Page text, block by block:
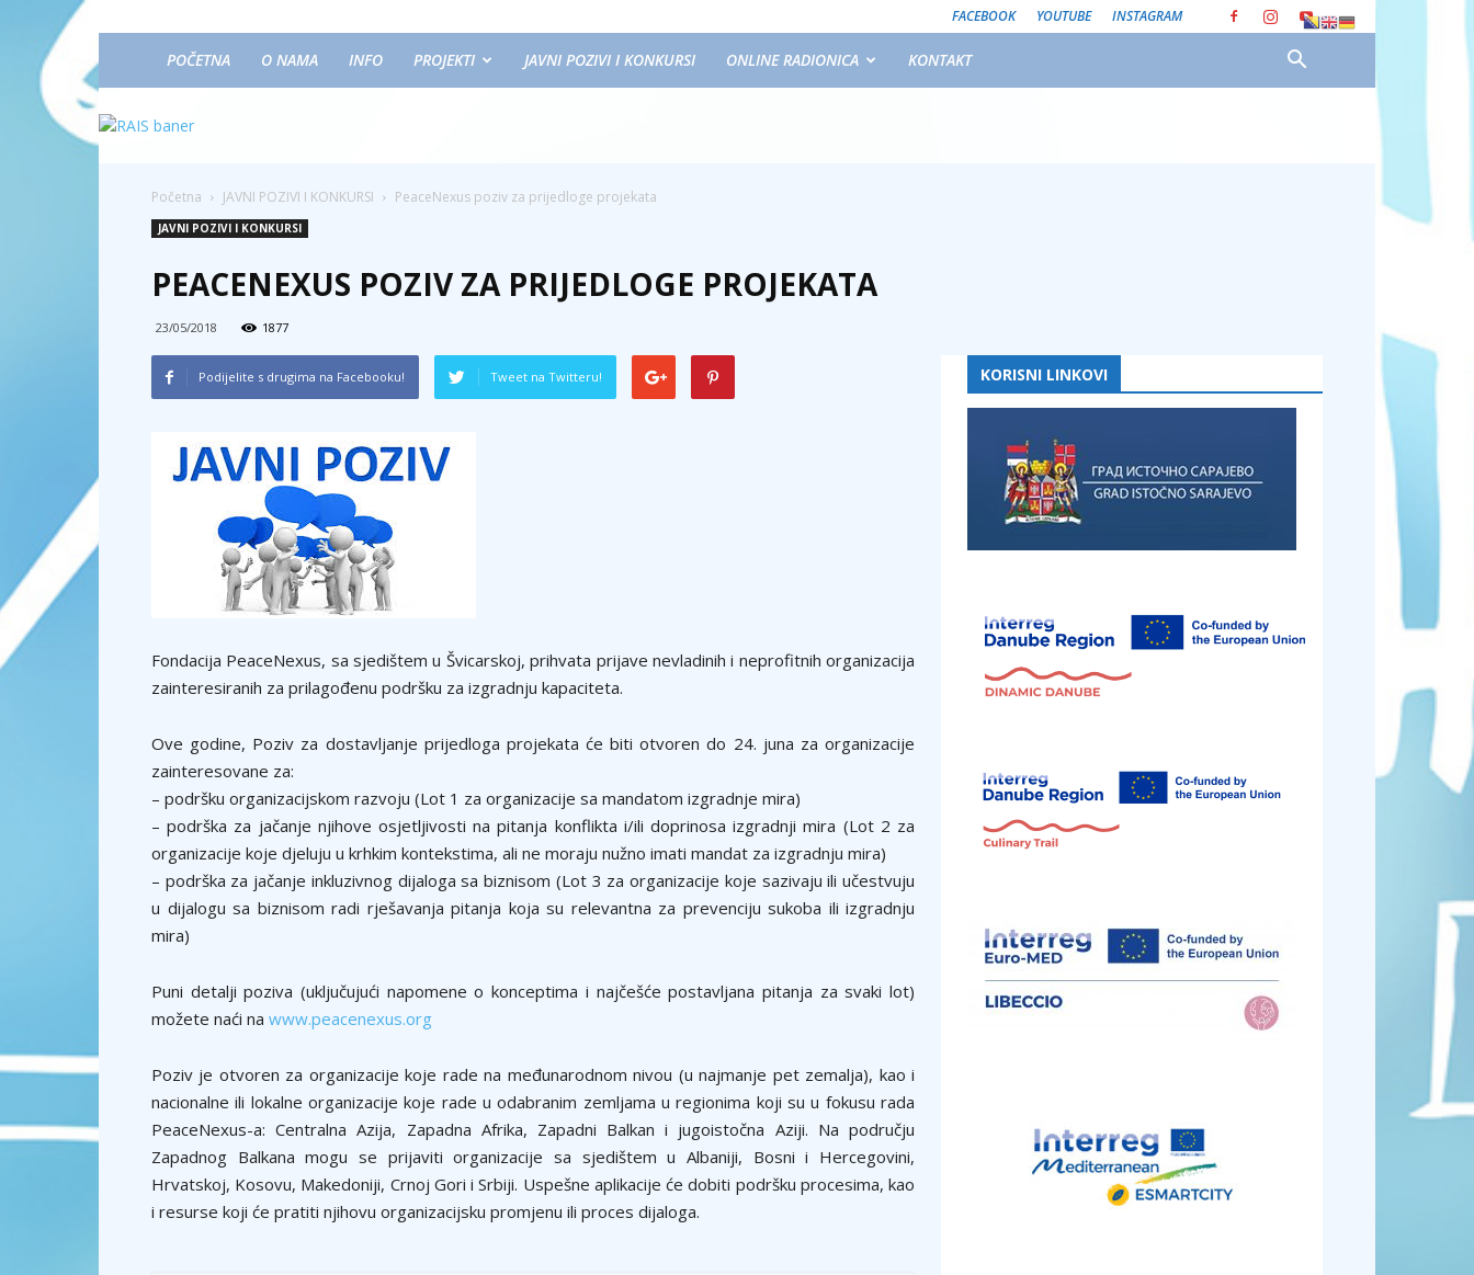
FACEBOOK YOUTUBE INSTAGRAM
POČETNA O NAMA INFO PROJEKTI JAVNI POZIVI I KONKURSI ONLINE RADIONICA KONTAKT
Početna JAVNI POZIVI I KONKURSI PeaceNexus poziv za prijedloge projekata
JAVNI POZIVI I KONKURSI
PEACENEXUS POZIV ZA PRIJEDLOGE PROJEKATA
23/05/2018 1877
Podijelite s drugima na Facebooku! Tweet na Twitteru!
Fondacija PeaceNexus, sa sjedištem u Švicarskoj, prihvata prijave nevladinih i neprofitnih organizacija
zainteresiranih za prilagođenu podršku za izgradnju kapaciteta.
Ove godine, Poziv za dostavljanje prijedloga projekata će biti otvoren do 24. juna za organizacije
zainteresovane za:
– podršku organizacijskom razvoju (Lot 1 za organizacije sa mandatom izgradnje mira)
– podrška za jačanje njihove osjetljivosti na pitanja konflikta i/ili doprinosa izgradnji mira (Lot 2 za
organizacije koje djeluju u krhkim kontekstima, ali ne moraju nužno imati mandat za izgradnju mira)
– podrška za jačanje inkluzivnog dijaloga sa biznisom (Lot 3 za organizacije koje sazivaju ili učestvuju
u dijalogu sa biznisom radi rješavanja pitanja koja su relevantna za prevenciju sukoba ili izgradnju
mira)
Puni detalji poziva (uključujući napomene o konceptima i najčešće postavljana pitanja za svaki lot)
možete naći na www.peacenexus.org
Poziv je otvoren za organizacije koje rade na međunarodnom nivou (u najmanje pet zemalja), kao i
nacionalne ili lokalne organizacije koje rade u odabranim zemljama u regionima koji su u fokusu rada
PeaceNexus-a: Centralna Azija, Zapadna Afrika, Zapadni Balkan i jugoistočna Aziji. Na području
Zapadnog Balkana mogu se prijaviti organizacije sa sjedištem u Albaniji, Bosni i Hercegovini,
Hrvatskoj, Kosovu, Makedoniji, Crnoj Gori i Srbiji. Uspešne aplikacije će dobiti podršku procesima, kao
i resurse koji će pratiti njihovu organizacijsku promjenu ili proces dijaloga.
KORISNI LINKOVI